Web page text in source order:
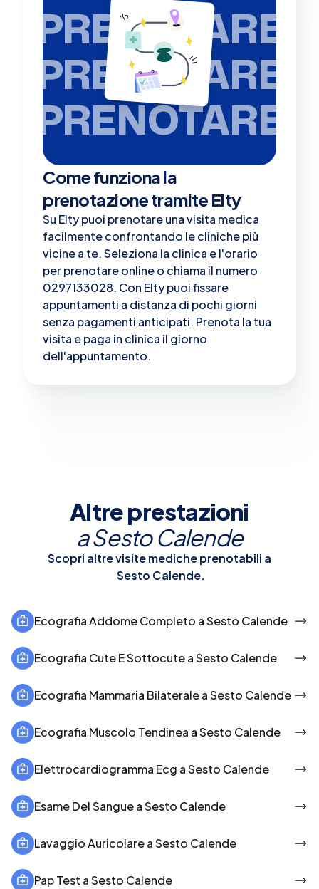
PRENOTARE
PRENOTARE
PRENOTARE
Come funziona la
prenotazione tramite Elty
Su Elty puoi prenotare una visita medica
facilmente confrontando le cliniche più
vicine a te. Seleziona la clinica e l'orario
per prenotare online o chiama il numero
0297133028. Con Elty puoi fissare
appuntamenti a distanza di pochi giorni
senza pagamenti anticipati. Prenota la tua
visita e paga in clinica il giorno
dell'appuntamento.
Altre prestazioni
aSesto Calende
Scopri altre visite mediche prenotabili a
Sesto Calende.
Ecografia Addome Completo a Sesto Calende
Ecografia Cute E Sottocute a Sesto Calende
Ecografia Mammaria Bilaterale a Sesto Calende
Ecografia Muscolo Tendinea a Sesto Calende
Elettrocardiogramma Ecg a Sesto Calende
Esame Del Sangue a Sesto Calende
Lavaggio Auricolare a Sesto Calende
Pap Test a Sesto Calende